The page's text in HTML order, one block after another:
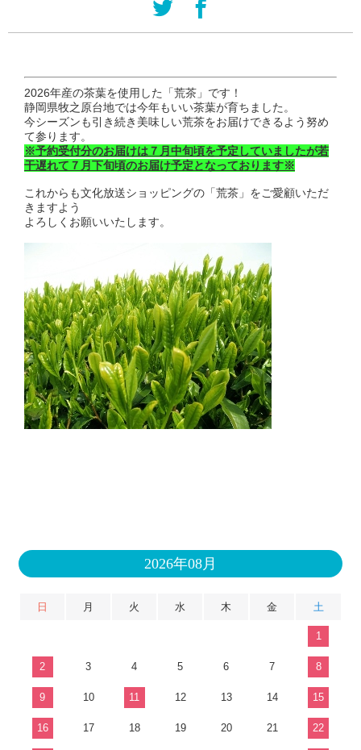
2026年産の茶葉を使用した「荒茶」です！
静岡県牧之原台地では今年もいい茶葉が育ちました。
今シーズンも引き続き美味しい荒茶をお届けできるよう 努め
て参ります。
※予約受付分のお届けは７月中旬頃を予定していましたが若
干遅れて７月下旬頃のお届け予定となっております※
これからも文化放送ショッピングの「荒茶」をご愛顧いただ
きますよう
よろしくお願いいたします。
2026年08月
日 月 火 水 木 金 土
1
2 3 4 5 6 7 8
9 10 11 12 13 14 15
16 17 18 19 20 21 22